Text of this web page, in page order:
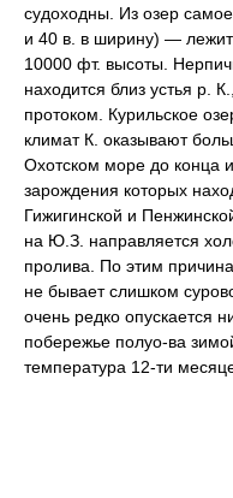
судоходны. Из озер
и 40 в. в ширину) —
10000 фт. высоты.
находится близ устья р.
протоком. Курильское
климат К. оказывают
Охотском море до конца
зарождения которых
Гижигинской и
на Ю.З. направляется
пролива. По этим
не бывает слишком
очень редко опускается
побережье полуо-ва
температура 12-ти